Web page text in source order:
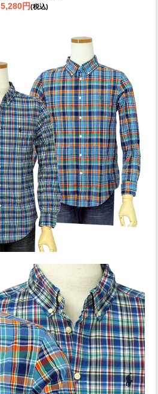
5,280円(税込)